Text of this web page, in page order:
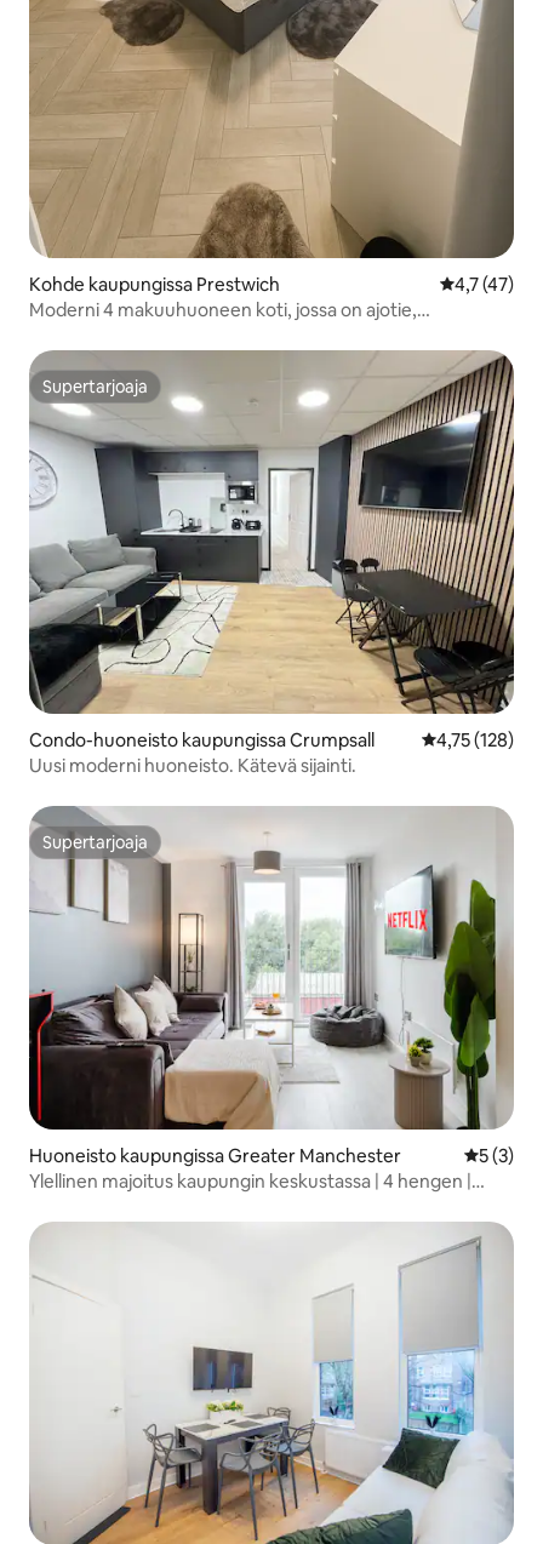
Kohde kaupungissa Prestwich
4,7 (47)
Moderni 4 makuuhuoneen koti, jossa on ajotie,
Supertarjoaja
Supertarjoaja
Condo-huoneisto kaupungissa Crumpsall
4,75 (128)
Uusi moderni huoneisto. Kätevä sijainti.
Supertarjoaja
Supertarjoaja
Huoneisto kaupungissa Greater Manchester
5 (3)
Ylellinen majoitus kaupungin keskustassa | 4 hengen |